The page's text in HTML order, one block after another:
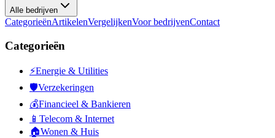
Alle bedrijven
CategorieënArtikelenVergelijkenVoor bedrijvenContact
Categorieën
⚡Energie & Utilities
🛡️Verzekeringen
💰Financieel & Bankieren
📱 Telecom & Internet
🏠Wonen & Huis